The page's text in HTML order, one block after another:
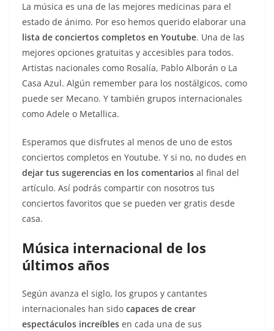
La música es una de las mejores medicinas para el
estado de ánimo. Por eso hemos querido elaborar una
lista de conciertos completos en Youtube. Una de las
mejores opciones gratuitas y accesibles para todos.
Artistas nacionales como Rosalía, Pablo Alborán o La
Casa Azul. Algún remember para los nostálgicos, como
puede ser Mecano. Y también grupos internacionales
como Adele o Metallica.
Esperamos que disfrutes al menos de uno de estos
conciertos completos en Youtube. Y si no, no dudes en
dejar tus sugerencias en los comentarios al final del
artículo. Así podrás compartir con nosotros tus
conciertos favoritos que se pueden ver gratis desde
casa.
Música internacional de los
últimos años
Según avanza el siglo, los grupos y cantantes
internacionales han sido capaces de crear
espectáculos increíbles en cada una de sus